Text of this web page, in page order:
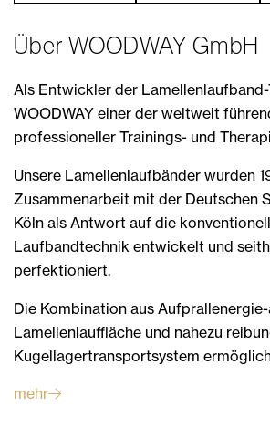
Über WOODWAY GmbH
Als Entwickler der
WOODWAY einer der weltweit
professioneller Trainings- und
Unsere Lamellenlaufbänder wurden
Zusammenarbeit mit der Deutschen
Köln als Antwort auf die
Laufbandtechnik entwickelt und
perfektioniert.
Die Kombination aus
Lamellenlauffläche und nahezu
Kugellagertransportsystem
mehr